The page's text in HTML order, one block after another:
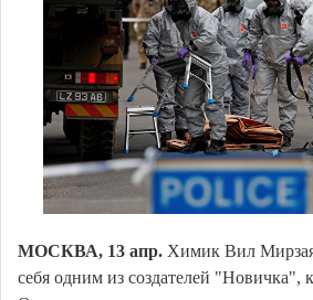
МОСКВА, 13 апр. Химик Вил
себя одним из создателей "Новичка",